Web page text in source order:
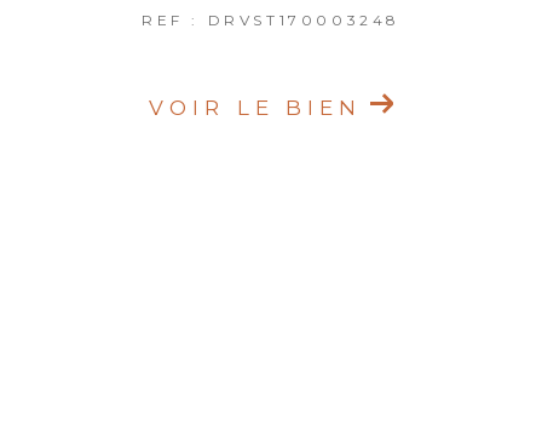
REF : DRVST170003248
VOIR LE BIEN